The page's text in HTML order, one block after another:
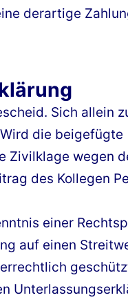
derartige
Sich allein
die beigefügte
Zivilklage wegen
des Kollegen
einer
auf einen